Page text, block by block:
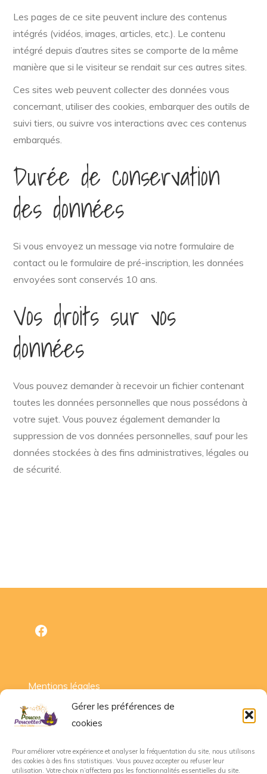
Gérer les préférences de
cookies
Pour améliorer votre expérience et analyser la fréquentation du site, nous utilisons
des cookies à des fins statistiques. Vous pouvez accepter ou refuser leur
utilisation. Votre choix n’affectera pas les fonctionnalités essentielles du site.
Les pages de ce site peuvent inclure des contenus
intégrés (vidéos, images, articles, etc.). Le contenu
intégré depuis d’autres sites se comporte de la même
manière que si le visiteur se rendait sur ces autres sites.
Ces sites web peuvent collecter des données vous
concernant, utiliser des cookies, embarquer des outils de
suivi tiers, ou suivre vos interactions avec ces contenus
embarqués.
Durée de conservation
des données
Si vous envoyez un message via notre formulaire de
contact ou le formulaire de pré-inscription, les données
envoyées sont conservés 10 ans.
Vos droits sur vos
données
Vous pouvez demander à recevoir un fichier contenant
toutes les données personnelles que nous possédons à
votre sujet. Vous pouvez également demander la
suppression de vos données personnelles, sauf pour les
données stockées à des fins administratives, légales ou
de sécurité.
Facebook
Mentions légales
CAF de l'Ain